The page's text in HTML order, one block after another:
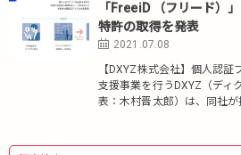
「FreeiD （フリード）
特許の取得を発表
2021.07.08
【DXYZ株式会社】個⼈認
⽀援事業を行うDXYZ（ディ
表：木村晋太郎）は、同社が